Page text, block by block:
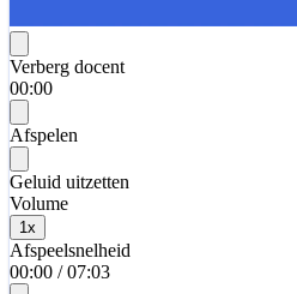
Verberg docent
00:00
Afspelen
Geluid uitzetten
Volume
1 x
Afspeelsnelheid
00:00 / 07:03